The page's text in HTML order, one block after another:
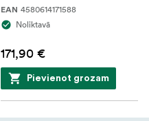
EAN 4580614171588
Noliktavā
171,90 €
Pievienot grozam